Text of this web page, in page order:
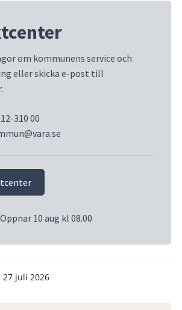
om kommunens service och
eller skicka e-post till
310 00
Öppnar 10 aug kl 08.00
27 juli 2026